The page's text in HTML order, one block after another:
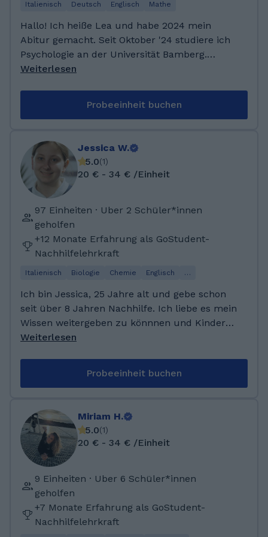
Italienisch Deutsch Englisch Mathe
Hallo! Ich heiße Lea und habe 2024 mein
Abitur gemacht. Seit Oktober '24 studiere ich
Psychologie an der Universität Bamberg.
Während meiner Schulzeit habe ich bereits
und spiele Badminton. Seit Oktober 2024
studiere ich Psychologie an der Universität
Bamberg, davor habe ich mein Abitur
absolviert. Besonderes Interesse habe ich an
Sprachen, so habe ich ebenfalls das
Cambridge English C1 Advanced (CAE)
Zertifikat erhalten. Während meiner Schulzeit
habe ich bereits Nachhilfe gegeben.
Weiterlesen
Probeeinheit buchen
Jessica W.
5.0(1)
20 € - 34 € /Einheit
97 Einheiten · Uber 2 Schüler*innen
geholfen
+12 Monate Erfahrung als GoStudent-
Nachhilfelehrkraft
Italienisch Biologie Chemie Englisch …
Ich bin Jessica, 25 Jahre alt und gebe schon
seit über 8 Jahren Nachhilfe. Ich liebe es mein
Wissen weitergeben zu könnnen und Kinder
zu motivieren. Ich bin sehr ruhig, geduldig
Nachhilfe zu geben. Dies habe ich bis zu
meinem Abschluss 2019 getan. 2023 habe ich
dann bei der Plattform Studienkreis
angefangen und seither hauptsächlich Mathe
unterrichtet. Jetzt bin ich zusätzlich bei
Gostudent tätig da ich meine Nachhilfe weiter
ausbauen möchte.
Weiterlesen
Probeeinheit buchen
Miriam H.
5.0(1)
20 € - 34 € /Einheit
9 Einheiten · Uber 6 Schüler*innen
geholfen
+7 Monate Erfahrung als GoStudent-
Nachhilfelehrkraft